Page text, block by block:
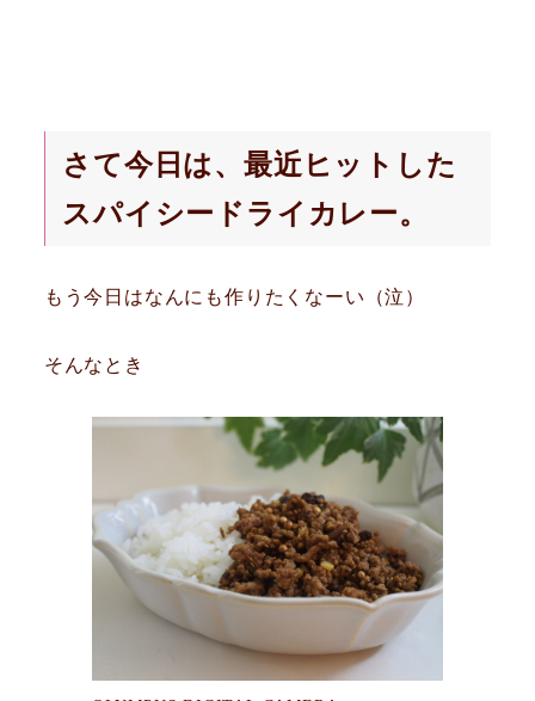
さて今日は、最近ヒットした
スパイシードライカレー。
もう今日はなんにも作りたくなーい（泣）
そんなとき